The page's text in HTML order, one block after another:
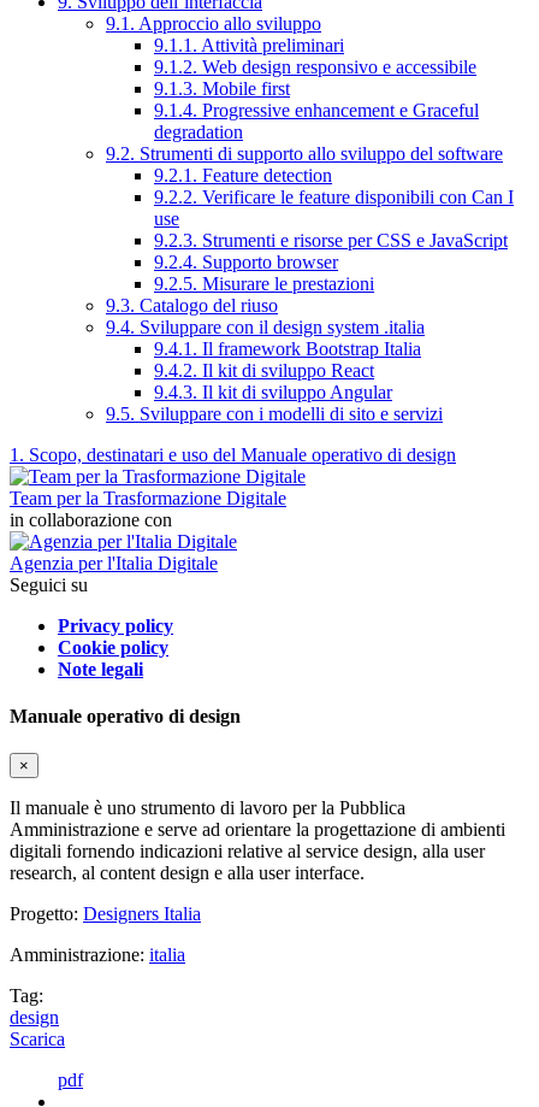
9.1. Approccio allo sviluppo
9.1.1. Attività preliminari
9.1.2. Web design responsivo e accessibile
9.1.3. Mobile first
9.1.4. Progressive enhancement e Graceful
degradation
9.2. Strumenti di supporto allo sviluppo del software
9.2.1. Feature detection
9.2.2. Verificare le feature disponibili con Can I
use
9.2.3. Strumenti e risorse per CSS e JavaScript
9.2.4. Supporto browser
9.2.5. Misurare le prestazioni
9.3. Catalogo del riuso
9.4. Sviluppare con il design system .italia
9.4.1. Il framework Bootstrap Italia
9.4.2. Il kit di sviluppo React
9.4.3. Il kit di sviluppo Angular
9.5. Sviluppare con i modelli di sito e servizi
1. Scopo, destinatari e uso del Manuale operativo di design
Team per la Trasformazione Digitale
in collaborazione con
Agenzia per l'Italia Digitale
Seguici su
Privacy policy
Cookie policy
Note legali
Manuale operativo di design
×
Il manuale è uno strumento di lavoro per la Pubblica
Amministrazione e serve ad orientare la progettazione di ambienti
digitali fornendo indicazioni relative al service design, alla user
research, al content design e alla user interface.
Progetto: Designers Italia
Amministrazione: italia
Tag:
design
Scarica
pdf